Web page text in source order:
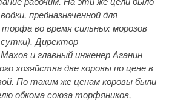
предназначенной для
торфа во время сильных морозов
сутки). Директор
и главный инженер Аганин
хозяйства две коровы по цене в
По таким же ценам коровы были
обкома союза торфяников,